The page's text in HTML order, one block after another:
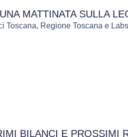
MATTINATA SULLA
Toscana, Regione Toscana e
BILANCI E PROSSIMI